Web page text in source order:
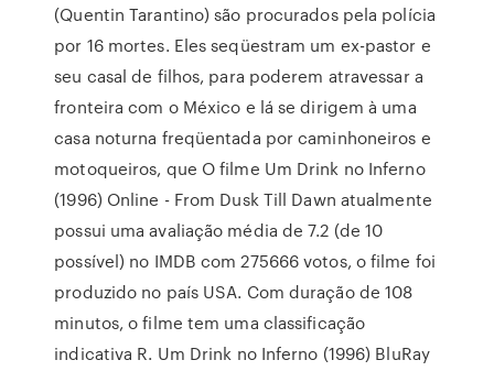
(Quentin Tarantino) são procurados pela polícia
por 16 mortes. Eles seqüestram um ex-pastor e
seu casal de filhos, para poderem atravessar a
fronteira com o México e lá se dirigem à uma
casa noturna freqüentada por caminhoneiros e
motoqueiros, que O filme Um Drink no Inferno
(1996) Online - From Dusk Till Dawn atualmente
possui uma avaliação média de 7.2 (de 10
possível) no IMDB com 275666 votos, o filme foi
produzido no país USA. Com duração de 108
minutos, o filme tem uma classificação
indicativa R. Um Drink no Inferno (1996) BluRay